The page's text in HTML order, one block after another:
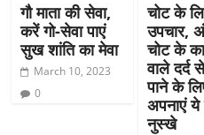
गौ माता की सेवा,
करें गो-सेवा पाएं
सुख शांति का मेवा
March 10, 2023
0
चोट के
उपचार,
चोट के
वाले दर्द
पाने के
अपनाएं
नुस्खे